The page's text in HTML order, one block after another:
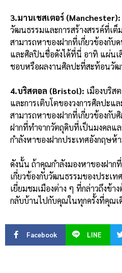
3.มานเชสเตอร์ (Manchester):
วัฒนธรรมและการสร้างสรรค์ที่เ
สามารถหาของฝากที่เกี่ยวข้องกับ
และศิลปินชื่อดังได้ที่นี่ อาทิ แผ่น
ชอบหรือผลงานศิลปะที่สะท้อนวัฒ
4.บริสตอล (Bristol): เมืองบริส
และการเติบโตของวงการศิลปะ
สามารถหาของฝากที่เกี่ยวข้องกั
ฝากที่ทำจากวัตถุดิบที่เป็นมงคลแ
กำลังหาของฝากประเทศอังกฤษห้
ดังนั้น ถ้าคุณกำลังมองหาของฝา
เกี่ยวข้องกับวัฒนธรรมของประเท
เยี่ยมชมเมืองต่าง ๆ ที่กล่าวถึงข้
กลับบ้านไปกับคุณในทุกครั้งที่คุณเ
Facebook LINE